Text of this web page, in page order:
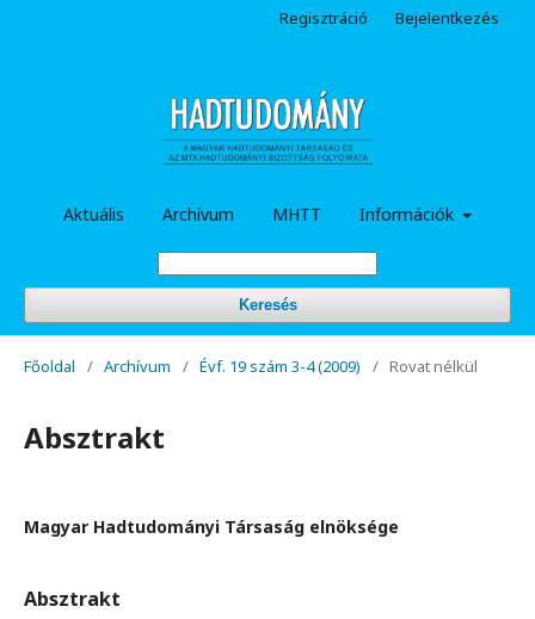
Aktuális Archívum MHTT Információk
Keresés
Regisztráció Bejelentkezés
Főoldal / Archívum / Évf. 19 szám 3-4 (2009) / Rovat nélkül
Absztrakt
Magyar Hadtudományi Társaság elnöksége
Absztrakt